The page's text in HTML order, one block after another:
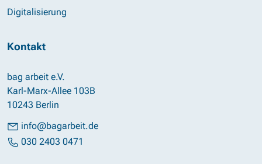
Digitalisierung
Kontakt
bag arbeit e.V.
Karl-Marx-Allee 103B
10243 Berlin
info@bagarbeit.de
030 2403 0471